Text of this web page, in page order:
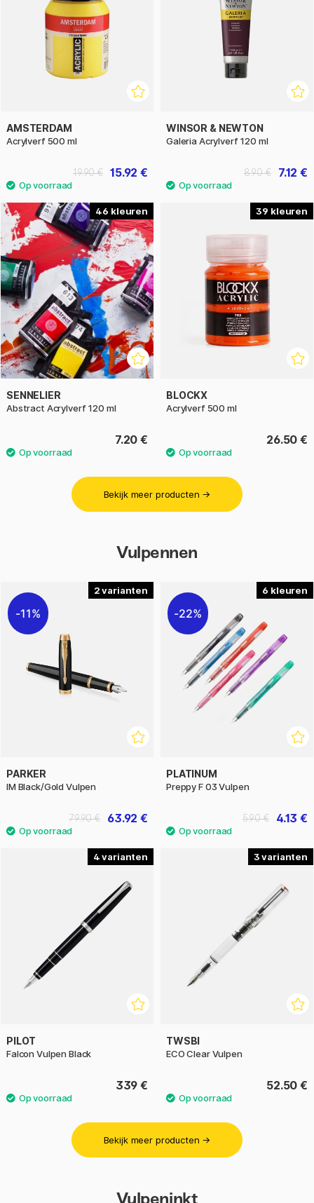
AMSTERDAM
Acrylverf 500 ml
15.92 €
19.90 €
WINSOR & NEWTON
Galeria Acrylverf 120 ml
7.12 €
8.90 €
46
SENNELIER
Abstract Acrylverf 120 ml
7.20 €
39
BLOCKX
Acrylverf 500 ml
26.50 €
Bekijk meer producten →
Vulpennen
2
11%
PARKER
IM Black/Gold Vulpen
63.92 €
79.90 €
6
22%
PLATINUM
Preppy F 03 Vulpen
4.13 €
5.90 €
4
PILOT
Falcon Vulpen Black
339 €
3
TWSBI
ECO Clear Vulpen
52.50 €
Bekijk meer producten →
Vulpeninkt